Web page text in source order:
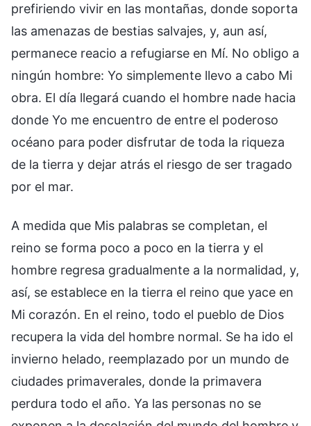
prefiriendo vivir en las montañas, donde soporta
las amenazas de bestias salvajes, y, aun así,
permanece reacio a refugiarse en Mí. No obligo a
ningún hombre: Yo simplemente llevo a cabo Mi
obra. El día llegará cuando el hombre nade hacia
donde Yo me encuentro de entre el poderoso
océano para poder disfrutar de toda la riqueza
de la tierra y dejar atrás el riesgo de ser tragado
por el mar.
A medida que Mis palabras se completan, el
reino se forma poco a poco en la tierra y el
hombre regresa gradualmente a la normalidad, y,
así, se establece en la tierra el reino que yace en
Mi corazón. En el reino, todo el pueblo de Dios
recupera la vida del hombre normal. Se ha ido el
invierno helado, reemplazado por un mundo de
ciudades primaverales, donde la primavera
perdura todo el año. Ya las personas no se